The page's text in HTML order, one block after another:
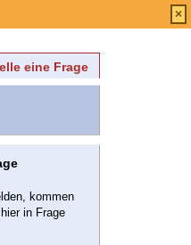
eine Frage
kommen
in Frage
×